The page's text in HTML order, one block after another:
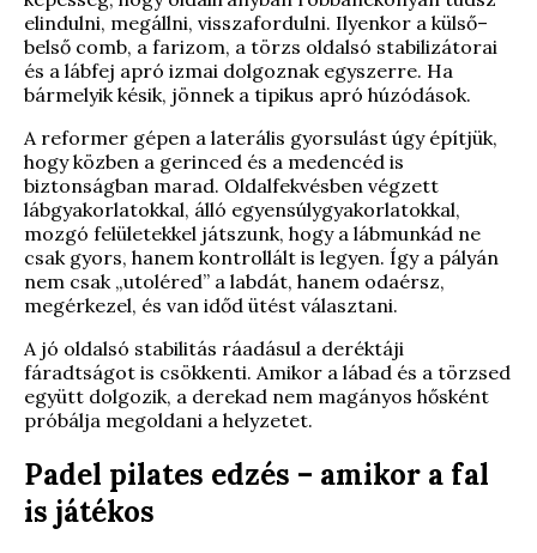
elindulni, megállni, visszafordulni. Ilyenkor a külső–
belső comb, a farizom, a törzs oldalsó stabilizátorai
és a lábfej apró izmai dolgoznak egyszerre. Ha
bármelyik késik, jönnek a tipikus apró húzódások.
A reformer gépen a laterális gyorsulást úgy építjük,
hogy közben a gerinced és a medencéd is
biztonságban marad. Oldalfekvésben végzett
lábgyakorlatokkal, álló egyensúlygyakorlatokkal,
mozgó felületekkel játszunk, hogy a lábmunkád ne
csak gyors, hanem kontrollált is legyen. Így a pályán
nem csak „utoléred” a labdát, hanem odaérsz,
megérkezel, és van időd ütést választani.
A jó oldalsó stabilitás ráadásul a deréktáji
fáradtságot is csökkenti. Amikor a lábad és a törzsed
együtt dolgozik, a derekad nem magányos hősként
próbálja megoldani a helyzetet.
Padel pilates edzés – amikor a fal
is játékos